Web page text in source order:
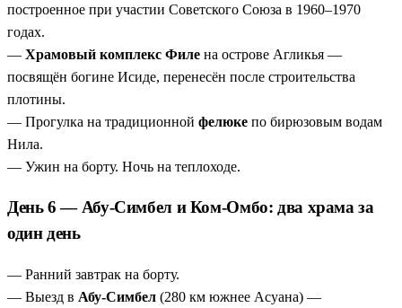
построенное при участии Советского Союза в 1960–1970
годах.
— Храмовый комплекс Филе на острове Агликья —
посвящён богине Исиде, перенесён после строительства
плотины.
— Прогулка на традиционной фелюке по бирюзовым водам
Нила.
— Ужин на борту. Ночь на теплоходе.
День 6 — Абу-Симбел и Ком-Омбо: два храма за
один день
— Ранний завтрак на борту.
— Выезд в Абу-Симбел (280 км южнее Асуана) —